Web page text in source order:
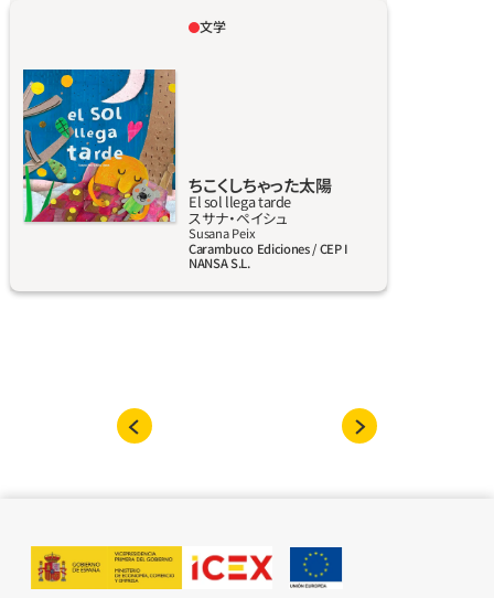
ある日とつぜん眠りこんで、地球をまっくらに
を明るく照らせる？ なんとかしなくちゃと、
太陽はいっしょうけんめいお空にのぼる。
詳しく見る
文学
ちこくしちゃった太陽
El sol llega tarde
スサナ‧ペイシュ
Susana Peix
Carambuco Ediciones / CEP I
NANSA S.L.